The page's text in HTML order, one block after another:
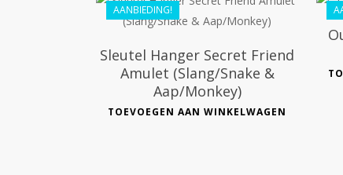
AANBIEDING!
Sleutel Hanger Secret Friend
Amulet (Slang/Snake &
Aap/Monkey)
TOEVOEGEN AAN WINKELWAGEN